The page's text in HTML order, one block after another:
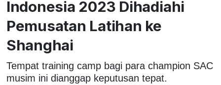
Indonesia 2023 Dihadiahi
Pemusatan Latihan ke
Shanghai
Tempat training camp bagi para champion SAC
musim ini dianggap keputusan tepat.